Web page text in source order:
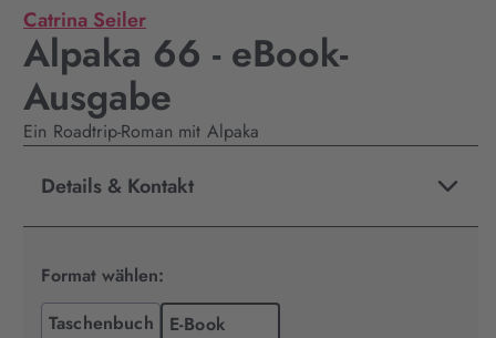
Catrina Seiler
Alpaka 66 - eBook-
Ausgabe
Ein Roadtrip-Roman mit Alpaka
Details & Kontakt
Format wählen:
Taschenbuch
E-Book